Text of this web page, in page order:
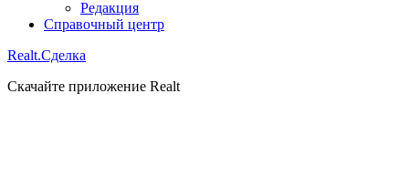
Редакция
Справочный центр
Realt.Сделка
Скачайте приложение Realt